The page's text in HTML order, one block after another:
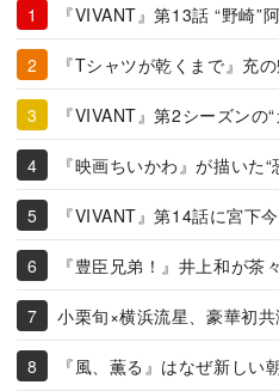
『VIVANT』第13話 “野崎”
『Tシャツが乾くまで』充
『VIVANT』第2シーズンの
『映画ちいかわ』が描いた
『VIVANT』第14話に宮下
『豊臣兄弟！』井上和が茶
小栗旬×横浜流星、豪華初
『風、薫る』はなぜ新しい